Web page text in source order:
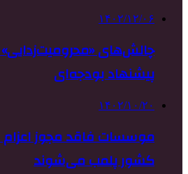
۱۴۰۲/۱۲/۰۶
چالش‌های
پیشنهاد بودجه‌ای
۱۴۰۲/۱۰/۲۰
موسسات فاقد مجوز اعزام
کشور پلمب می‌شوند